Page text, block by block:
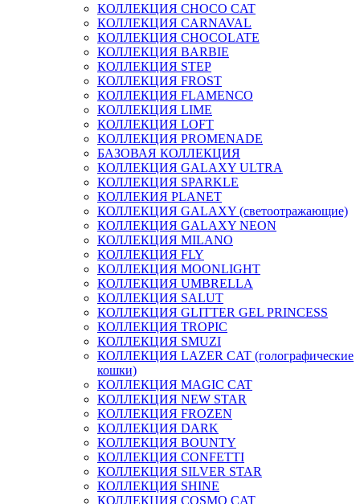
КОЛЛЕКЦИЯ CHOCO CAT
КОЛЛЕКЦИЯ CARNAVAL
КОЛЛЕКЦИЯ CHOCOLATE
КОЛЛЕКЦИЯ BARBIE
КОЛЛЕКЦИЯ STEP
КОЛЛЕКЦИЯ FROST
КОЛЛЕКЦИЯ FLAMENCO
КОЛЛЕКЦИЯ LIME
КОЛЛЕКЦИЯ LOFT
КОЛЛЕКЦИЯ PROMENADE
БАЗОВАЯ КОЛЛЕКЦИЯ
КОЛЛЕКЦИЯ GALAXY ULTRA
КОЛЛЕКЦИЯ SPARKLE
КОЛЛЕКИЯ PLANET
КОЛЛЕКЦИЯ GALAXY (светоотражающие)
КОЛЛЕКЦИЯ GALAXY NEON
КОЛЛЕКЦИЯ MILANO
КОЛЛЕКЦИЯ FLY
КОЛЛЕКЦИЯ MOONLIGHT
КОЛЛЕКЦИЯ UMBRELLA
КОЛЛЕКЦИЯ SALUT
КОЛЛЕКЦИЯ GLITTER GEL PRINCESS
КОЛЛЕКЦИЯ TROPIC
КОЛЛЕКЦИЯ SMUZI
КОЛЛЕКЦИЯ LAZER CAT (голографические
кошки)
КОЛЛЕКЦИЯ MAGIC CAT
КОЛЛЕКЦИЯ NEW STAR
КОЛЛЕКЦИЯ FROZEN
КОЛЛЕКЦИЯ DARK
КОЛЛЕКЦИЯ BOUNTY
КОЛЛЕКЦИЯ CONFETTI
КОЛЛЕКЦИЯ SILVER STAR
КОЛЛЕКЦИЯ SHINE
КОЛЛЕКЦИЯ COSMO CAT